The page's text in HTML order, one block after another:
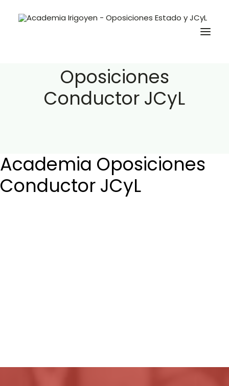
Oposiciones
Preguntas Frecuentes
Oposiciones
Conductor JCyL
Academia Oposiciones
Conductor JCyL